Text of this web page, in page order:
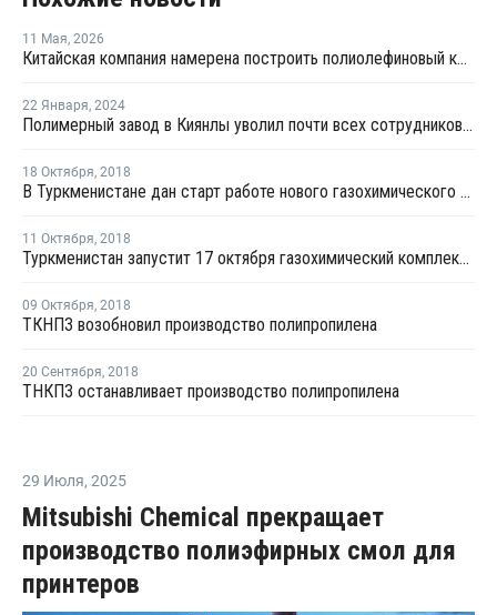
11 Мая, 2026
Китайская компания намерена построить полиолефиновый комплекс в Туркменистане
22 Января, 2024
Полимерный завод в Киянлы уволил почти всех сотрудников и приостановил свою деятельность
18 Октября, 2018
В Туркменистане дан старт работе нового газохимического комплекса
11 Октября, 2018
Туркменистан запустит 17 октября газохимический комплекс стоимостью более USD3,4 млрд
09 Октября, 2018
ТКНПЗ возобновил производство полипропилена
20 Сентября, 2018
ТНКПЗ останавливает производство полипропилена
29 Июля, 2025
Mitsubishi Chemical прекращает
производство полиэфирных смол для
принтеров